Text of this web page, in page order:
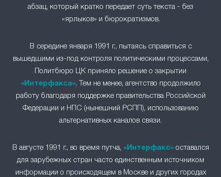
абзац, который кратко передает суть текста - без
«ярлыков» и бюрократизмов.
В середине января 1991 г., пытаясь справиться с
вышедшими из-под контроля политическими процессами,
Политбюро ЦК приняло решение о закрытии
«Интерфакса». Тем не менее, агентство продолжило
работу благодаря поддержке правительства Российской
Федерации и НПС (нынешний РСПП), использованию
альтернативных каналов связи.
В августе 1991 г., во время путча, «Интерфакс»оставался
для зарубежных стран часто единственным источником
информации о происходящем в Москве и других городах